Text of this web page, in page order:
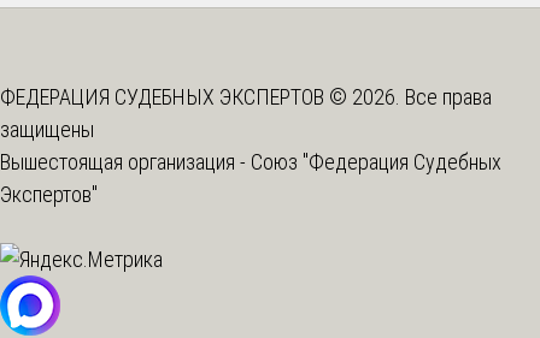
ФЕДЕРАЦИЯ СУДЕБНЫХ ЭКСПЕРТОВ © 2026. Все права
защищены
Вышестоящая организация - Союз "Федерация Судебных
Экспертов"